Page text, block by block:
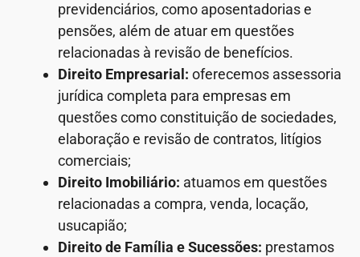
previdenciários, como aposentadorias e
pensões, além de atuar em questões
relacionadas à revisão de benefícios.
Direito Empresarial: oferecemos assessoria
jurídica completa para empresas em
questões como constituição de sociedades,
elaboração e revisão de contratos, litígios
comerciais;
Direito Imobiliário: atuamos em questões
relacionadas a compra, venda, locação,
usucapião;
Direito de Família e Sucessões: prestamos